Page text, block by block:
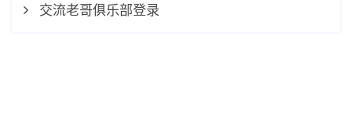
交流老哥俱乐部登录